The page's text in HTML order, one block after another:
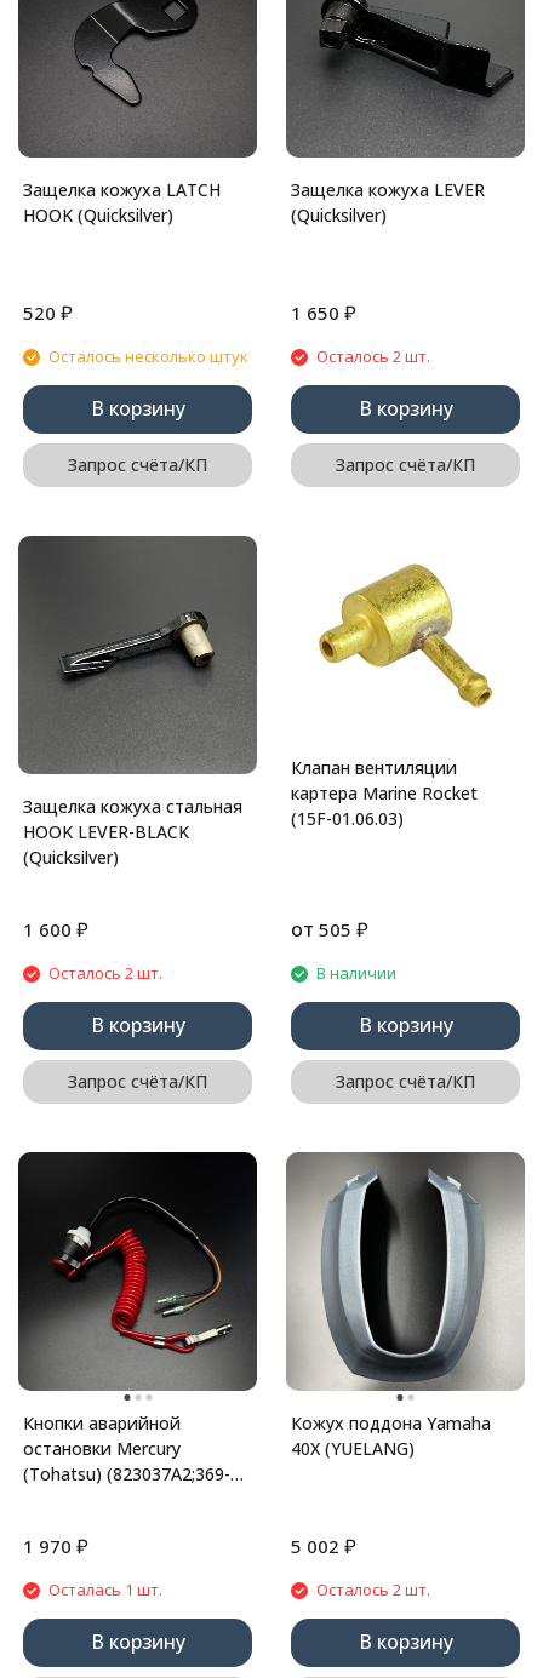
Защелка кожуха LATCH
HOOK (Quicksilver)
520 ₽
Осталось несколько штук
В корзину
Запрос счёта/КП
Защелка кожуха LEVER
(Quicksilver)
1 650 ₽
Осталось 2 шт.
В корзину
Запрос счёта/КП
Защелка кожуха стальная
HOOK LEVER-BLACK
(Quicksilver)
1 600 ₽
Осталось 2 шт.
В корзину
Запрос счёта/КП
Клапан вентиляции
картера Marine Rocket
(15F-01.06.03)
от 505 ₽
В наличии
В корзину
Запрос счёта/КП
Кнопки аварийной
остановки Mercury
(Tohatsu) (823037A2;369-
1 970 ₽
Осталась 1 шт.
В корзину
Кожух поддона Yamaha
40X (YUELANG)
5 002 ₽
Осталось 2 шт.
В корзину